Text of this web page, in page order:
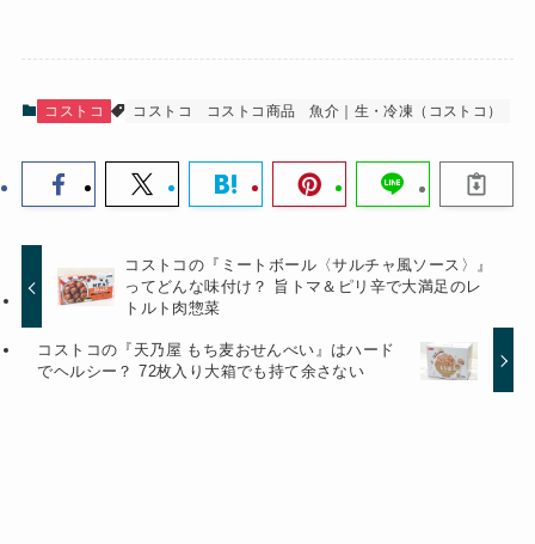
コストコ コストコ コストコ商品 魚介｜生・冷凍（コストコ）
コストコの『ミートボール〈サルチャ風ソース〉』
ってどんな味付け？ 旨トマ＆ピリ辛で大満足のレ
トルト肉惣菜
コストコの『天乃屋 もち麦おせんべい』はハード
でヘルシー？ 72枚入り大箱でも持て余さない